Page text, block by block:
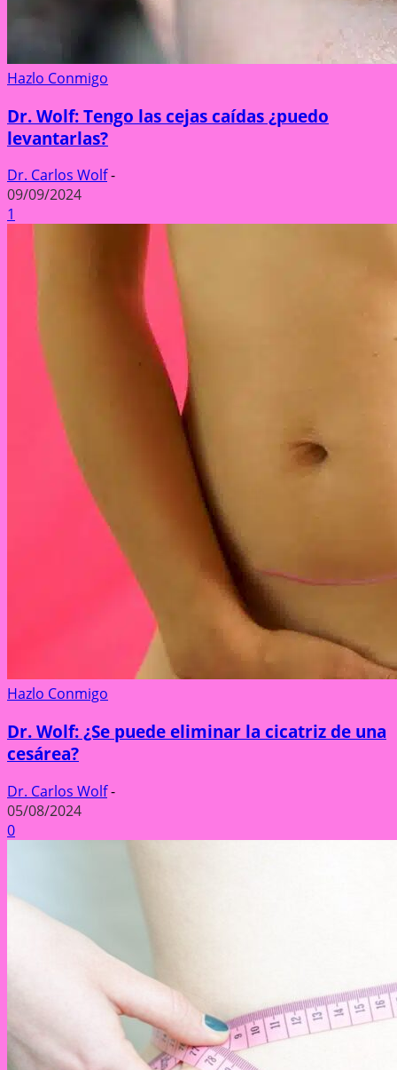
Hazlo Conmigo
Dr. Wolf: Tengo las cejas caídas ¿puedo
levantarlas?
Dr. Carlos Wolf-
09/09/2024
1
Hazlo Conmigo
Dr. Wolf: ¿Se puede eliminar la cicatriz de una
cesárea?
Dr. Carlos Wolf-
05/08/2024
0